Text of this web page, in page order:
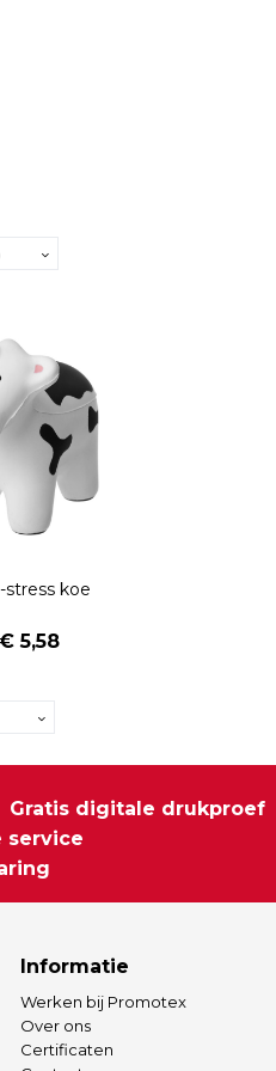
koe
5,58
Gratis digitale drukproef
service
Informatie
Werken bij Promotex
Over ons
Certificaten